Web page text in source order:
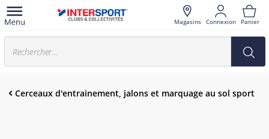
Magasins Connexion Panier
Cerceaux d'entrainement, jalons et marquage au sol sport